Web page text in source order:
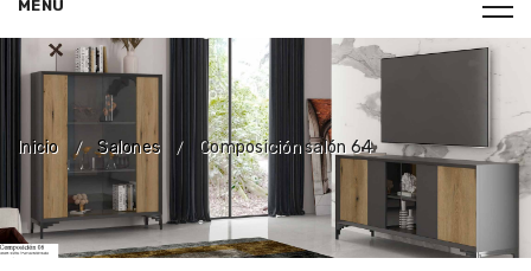
Inicio / Salones / Composición salón 64